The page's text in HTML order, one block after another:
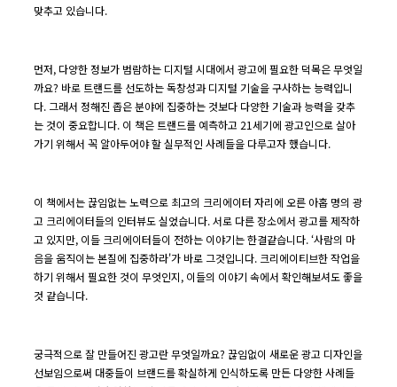
맞추고 있습니다.
먼저, 다양한 정보가 범람하는 디지털 시대에서 광고에 필요한 덕목은 무엇일
까요? 바로 트랜드를 선도하는 독창성과 디지털 기술을 구사하는 능력입니
다. 그래서 정해진 좁은 분야에 집중하는 것보다 다양한 기술과 능력을 갖추
는 것이 중요합니다. 이 책은 트랜드를 예측하고 21세기에 광고인으로 살아
가기 위해서 꼭 알아두어야 할 실무적인 사례들을 다루고자 했습니다.
이 책에서는 끊임없는 노력으로 최고의 크리에이터 자리에 오른 아홉 명의 광
고 크리에이터들의 인터뷰도 실었습니다. 서로 다른 장소에서 광고를 제작하
고 있지만, 이들 크리에이터들이 전하는 이야기는 한결같습니다. ‘사람의 마
음을 움직이는 본질에 집중하라'가 바로 그것입니다. 크리에이티브한 작업을
하기 위해서 필요한 것이 무엇인지, 이들의 이야기 속에서 확인해보셔도 좋을
것 같습니다.
궁극적으로 잘 만들어진 광고란 무엇일까요? 끊임없이 새로운 광고 디자인을
선보임으로써 대중들이 브랜드를 확실하게 인식하도록 만든 다양한 사례들